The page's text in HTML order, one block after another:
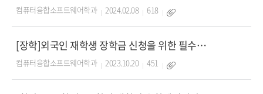
컴퓨터융합소프트웨어학과 2024.02.08 618
[장학]외국인 재학생 장학금 신청을 위한 필수교육 수강 안내
컴퓨터융합소프트웨어학과 2023.10.20 451